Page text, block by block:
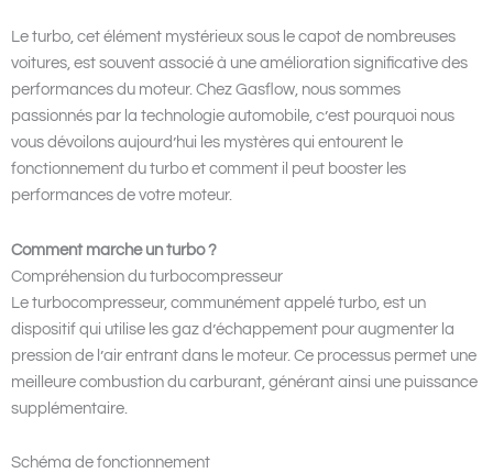
Le turbo, cet élément mystérieux sous le capot de nombreuses
voitures, est souvent associé à une amélioration significative des
performances du moteur. Chez Gasflow, nous sommes
passionnés par la technologie automobile, c’est pourquoi nous
vous dévoilons aujourd’hui les mystères qui entourent le
fonctionnement du turbo et comment il peut booster les
performances de votre moteur.
Comment marche un turbo ?
Compréhension du turbocompresseur
Le turbocompresseur, communément appelé turbo, est un
dispositif qui utilise les gaz d’échappement pour augmenter la
pression de l’air entrant dans le moteur. Ce processus permet une
meilleure combustion du carburant, générant ainsi une puissance
supplémentaire.
Schéma de fonctionnement